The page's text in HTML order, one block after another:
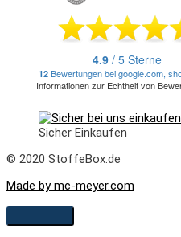
Sicher Einkaufen
© 2020 StoffeBox.de
Made by mc-meyer.com